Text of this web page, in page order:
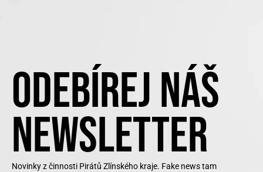
ODEBÍREJ NÁŠ
NEWSLETTER
Novinky z činnosti Pirátů Zlínského kraje. Fake news tam